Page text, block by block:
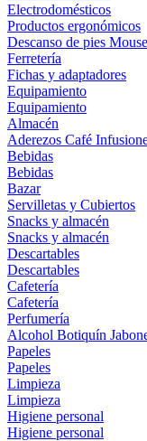
Electrodomésticos
Productos ergonómicos
Descanso de pies
Ferretería
Fichas y adaptadores
Equipamiento
Equipamiento
Almacén
Aderezos Café
Bebidas
Bebidas
Bazar
Servilletas y Cubiertos
Snacks y almacén
Snacks y almacén
Descartables
Descartables
Cafetería
Cafetería
Perfumería
Alcohol Botiquín
Papeles
Papeles
Limpieza
Limpieza
Higiene personal
Higiene personal